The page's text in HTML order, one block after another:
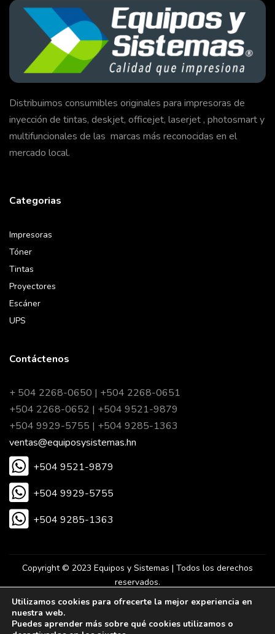
Distribuimos consumibles originales para impresoras de
inyección de tintas, deskjet, officejet, laserjet , photosmart y
multifuncionales de las marcas más reconocidas en el
mercado local.
Categorias
Impresoras
Tóner
Tintas
Proyectores
Escáner
UPS
Contáctenos
+ 504 2268-0650 | +504 2268-0651
+504 2268-0652 | +504 9521-9879
+504 9929-5755 | +504 9285-1363
ventas@equiposysistemas.hn
+504 9521-9879
+504 9929-5755
+504 9285-1363
Copyright © 2023 Equipos y Sistemas | Todos los derechos
reservados.
Desarrollado por Eureka Agencia Digital.
Utilizamos cookies para ofrecerte la mejor experiencia en
nuestra web.
Puedes aprender más sobre qué cookies utilizamos o